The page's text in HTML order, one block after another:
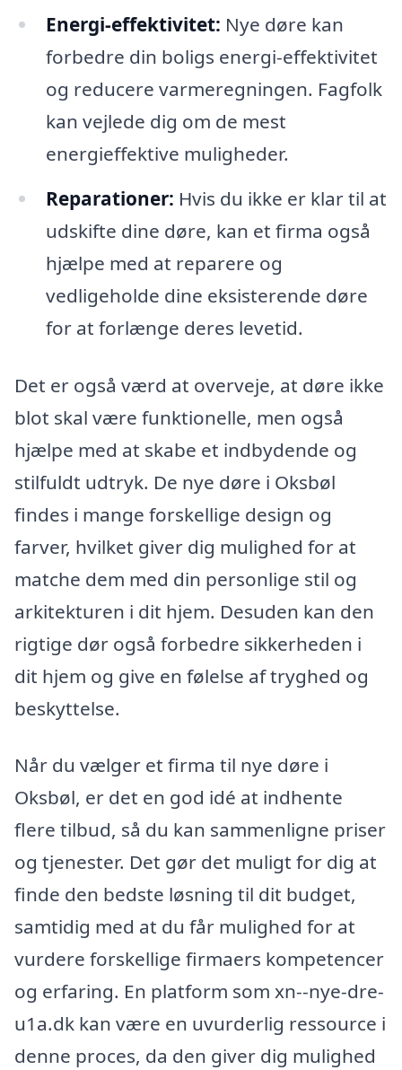
Energi-effektivitet: Nye døre kan
forbedre din boligs energi-effektivitet
og reducere varmeregningen. Fagfolk
kan vejlede dig om de mest
energieffektive muligheder.
Reparationer: Hvis du ikke er klar til at
udskifte dine døre, kan et firma også
hjælpe med at reparere og
vedligeholde dine eksisterende døre
for at forlænge deres levetid.
Det er også værd at overveje, at døre ikke
blot skal være funktionelle, men også
hjælpe med at skabe et indbydende og
stilfuldt udtryk. De nye døre i Oksbøl
findes i mange forskellige design og
farver, hvilket giver dig mulighed for at
matche dem med din personlige stil og
arkitekturen i dit hjem. Desuden kan den
rigtige dør også forbedre sikkerheden i
dit hjem og give en følelse af tryghed og
beskyttelse.
Når du vælger et firma til nye døre i
Oksbøl, er det en god idé at indhente
flere tilbud, så du kan sammenligne priser
og tjenester. Det gør det muligt for dig at
finde den bedste løsning til dit budget,
samtidig med at du får mulighed for at
vurdere forskellige firmaers kompetencer
og erfaring. En platform som xn--nye-dre-
u1a.dk kan være en uvurderlig ressource i
denne proces, da den giver dig mulighed